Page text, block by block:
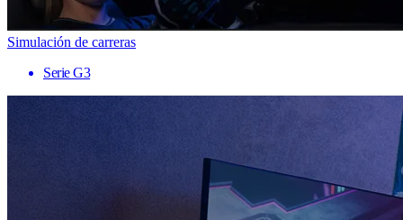
Simulación de carreras
Serie G3